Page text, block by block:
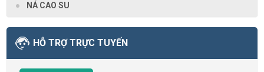
NÁ CAO SU
HỖ TRỢ TRỰC TUYẾN